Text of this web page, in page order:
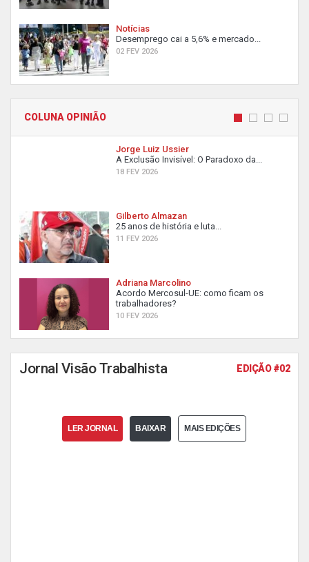
Notícias
Desemprego cai a 5,6% e mercado...
02 FEV 2026
COLUNA OPINIÃO
Jorge Luiz Ussier
A Exclusão Invisível: O Paradoxo da...
18 FEV 2026
Gilberto Almazan
25 anos de história e luta...
11 FEV 2026
Adriana Marcolino
Acordo Mercosul-UE: como ficam os
trabalhadores?
10 FEV 2026
Jornal Visão Trabalhista EDIÇÃO #02
LER JORNAL BAIXAR MAIS EDIÇÕES